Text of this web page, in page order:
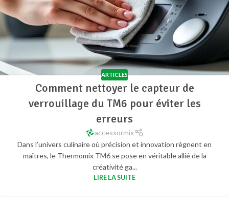
ARTICLES
Comment nettoyer le capteur de
verrouillage du TM6 pour éviter les
erreurs
accessormix
Dans l’univers culinaire où précision et innovation règnent en
maîtres, le Thermomix TM6 se pose en véritable allié de la
créativité ga...
LIRE LA SUITE